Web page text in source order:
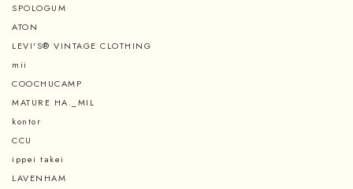
SPOLOGUM
ATON
LEVI'S® VINTAGE CLOTHING
mii
COOCHUCAMP
MATURE HA._MIL
kontor
CCU
ippei takei
LAVENHAM